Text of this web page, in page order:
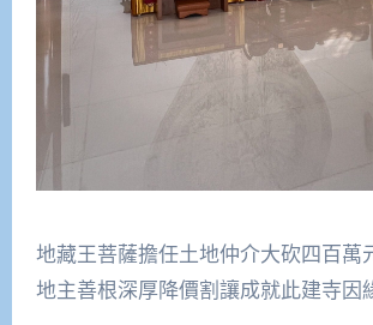
地藏王菩薩擔任土地仲介大砍四百萬
地主善根深厚降價割讓成就此建寺因